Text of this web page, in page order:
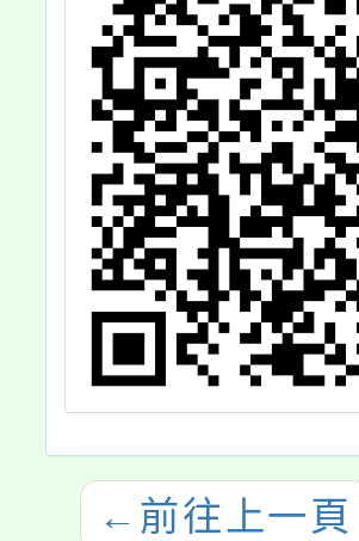
資訊，歡迎報名
參加！。
← 前往上一頁